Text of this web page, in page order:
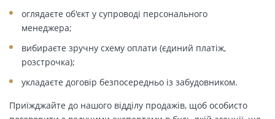
оглядаєте об'єкт у супроводі персонального
менеджера;
вибираєте зручну схему оплати (єдиний платіж,
розстрочка);
укладаєте договір безпосередньо із забудовником.
Приїжджайте до нашого відділу продажів, щоб особисто